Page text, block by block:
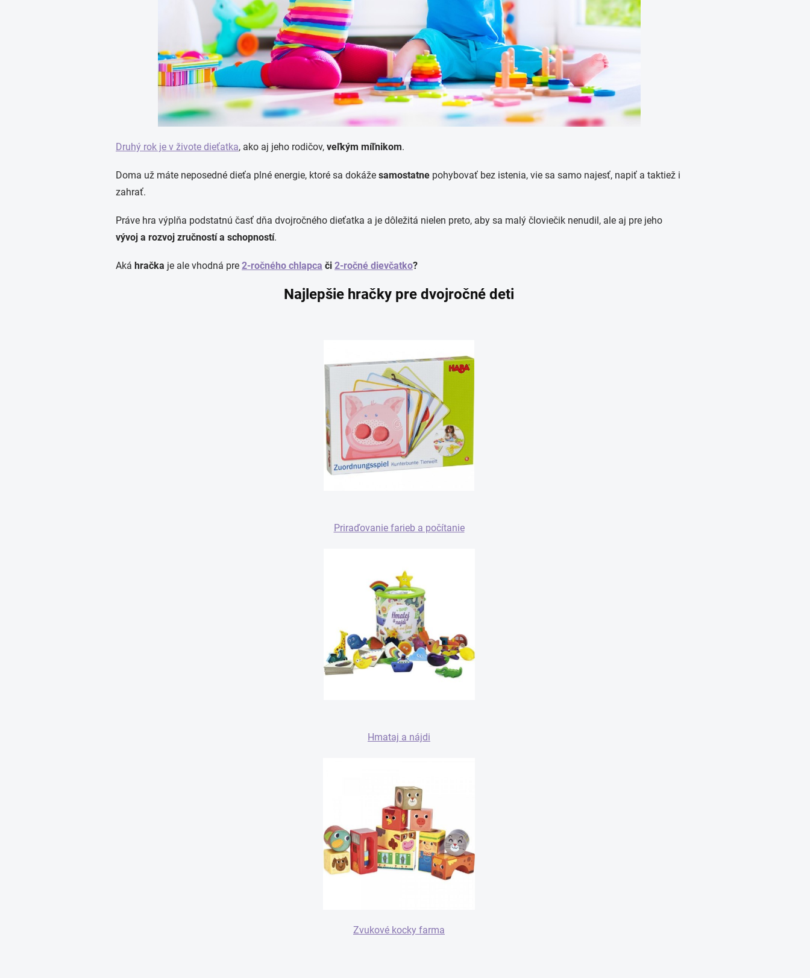
Druhý rok je v živote dieťatka, ako aj jeho rodičov, veľkým míľnikom.
Doma už máte neposedné dieťa plné energie, ktoré sa dokáže samostatne pohybovať bez istenia, vie sa samo najesť, napiť a taktiež i
zahrať.
Práve hra výplňa podstatnú časť dňa dvojročného dieťatka a je dôležitá nielen preto, aby sa malý človiečik nenudil, ale aj pre jeho
vývoj a rozvoj zručností a schopností.
Aká hračka je ale vhodná pre 2-ročného chlapca či 2-ročné dievčatko?
Najlepšie hračky pre dvojročné deti
Priraďovanie farieb a počítanie
Hmataj a nájdi
Zvukové kocky farma